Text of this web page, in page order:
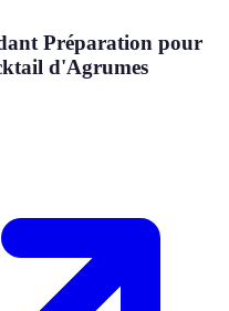
Préparation pour
d'Agrumes